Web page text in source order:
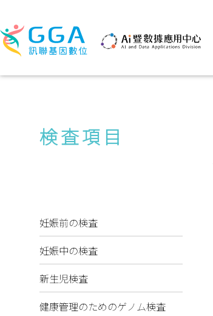
検査項目
妊娠前の検査
妊娠中の検査
新生児検査
健康管理のためのゲノム検査